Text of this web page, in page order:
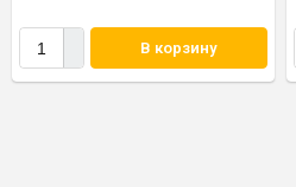
В корзину